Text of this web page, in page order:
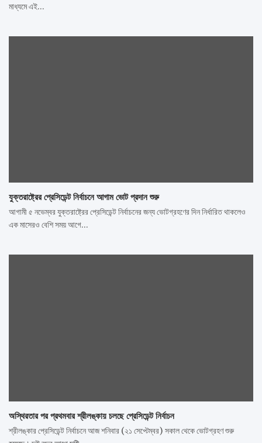
মাধ্যমে এই…
যুক্তরাষ্ট্রের প্রেসিডেন্ট নির্বাচনে আগাম ভোট প্রদান শুরু
আগামী ৫ নভেম্বর যুক্তরাষ্ট্রের প্রেসিডেন্ট নির্বাচনের জন্য ভোটগ্রহণের দিন নির্ধারিত থাকলেও
এক মাসেরও বেশি সময় আগে…
অস্থিরতার পর প্রথমবার শ্রীলঙ্কায় চলছে প্রেসিডেন্ট নির্বাচন
শ্রীলঙ্কার প্রেসিডেন্ট নির্বাচনে আজ শনিবার (২১ সেপ্টেম্বর) সকাল থেকে ভোটগ্রহণ শুরু